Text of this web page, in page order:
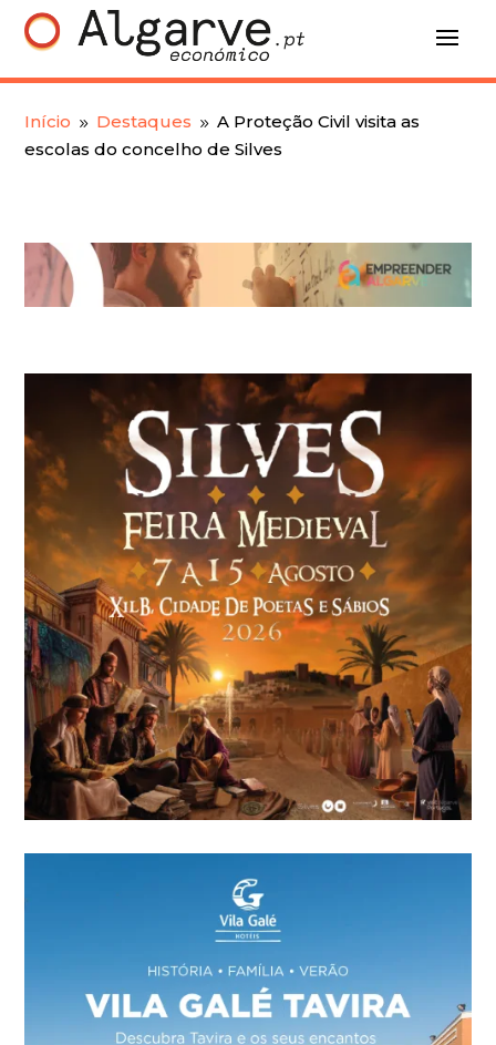
Início 9 Destaques 9 A Proteção Civil visita as
escolas do concelho de Silves